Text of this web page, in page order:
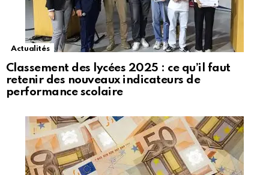
Actualités
Classement des lycées 2025 : ce qu’il faut
retenir des nouveaux indicateurs de
performance scolaire